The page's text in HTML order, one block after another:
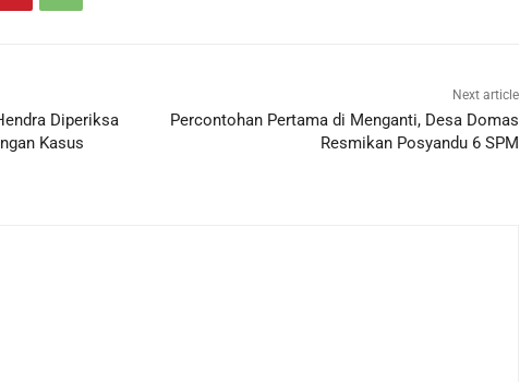
Diperiksa
Kasus
Next article
Percontohan Pertama di Menganti, Desa Domas
Resmikan Posyandu 6 SPM